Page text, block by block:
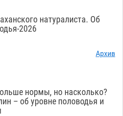
натуралиста. Об
2026
Архив
нормы, но насколько?
– об уровне половодья и